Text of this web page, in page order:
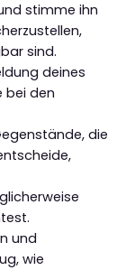
stimme ihn
sind.
deines
bei den
die
und
wie